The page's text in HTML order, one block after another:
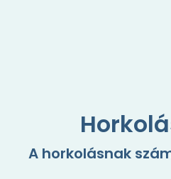
A horkolásnak